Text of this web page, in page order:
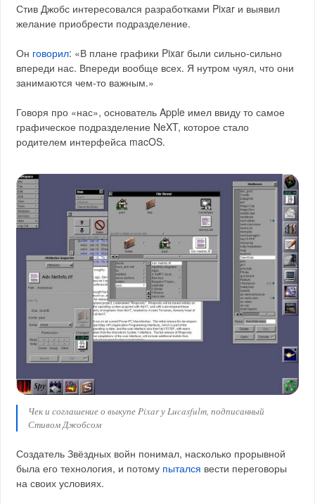
Стив Джобс интересовался разработками Pixar и выявил
желание приобрести подразделение.
Он говорил: «В плане графики Pixar были сильно-сильно
впереди нас. Впереди вообще всех. Я нутром чуял, что они
занимаются чем-то важным.»
Говоря про «нас», основатель Apple имел ввиду то самое
графическое подразделение NeXT, которое стало
родителем интерфейса macOS.
Чек и соглашение о выкупе Pixar у Lucasfulm, подписанный
Стивом Джобсом
Создатель Звёздных войн понимал, насколько прорывной
была его технология, и потому пытался вести переговоры
на своих условиях.